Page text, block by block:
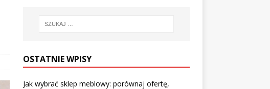
OSTATNIE WPISY
Jak wybrać sklep meblowy: porównaj ofertę,